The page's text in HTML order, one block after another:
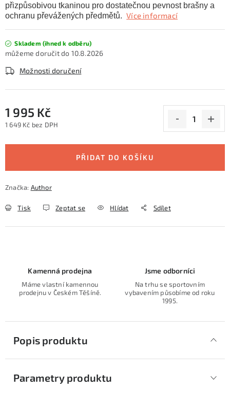
přizpůsobivou tkaninou pro dostatečnou pevnost brašny a
ochranu převážených předmětů. Více informací
Skladem (ihned k odběru)
10.8.2026
Možnosti doručení
1 995 Kč
1 649 Kč bez DPH
PŘIDAT DO KOŠÍKU
Značka: Author
Tisk Zeptat se Hlídat Sdílet
Kamenná prodejna
Máme vlastní kamennou
prodejnu v Českém Těšíně.
Jsme odborníci
Na trhu se sportovním
vybavením působíme od roku
1995.
Popis produktu
Parametry produktu